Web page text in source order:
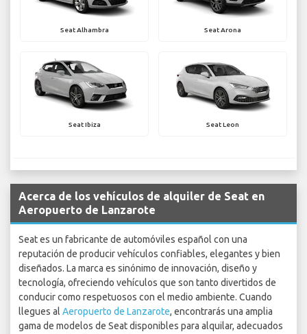
Seat Alhambra Seat Arona
Seat Ibiza Seat Leon
Acerca de los vehículos de alquiler de Seat en
Aeropuerto de Lanzarote
Seat es un fabricante de automóviles español con una
reputación de producir vehículos confiables, elegantes y bien
diseñados. La marca es sinónimo de innovación, diseño y
tecnología, ofreciendo vehículos que son tanto divertidos de
conducir como respetuosos con el medio ambiente. Cuando
llegues al Aeropuerto de Lanzarote, encontrarás una amplia
gama de modelos de Seat disponibles para alquilar, adecuados